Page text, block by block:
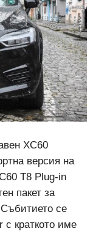
XC60
версия на
T8 Plug-in
пакет за
се
краткото име